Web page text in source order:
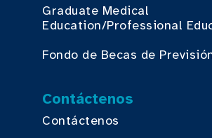
Graduate Medical
Education/Professional
Fondo de Becas de
Contáctenos
Contáctenos